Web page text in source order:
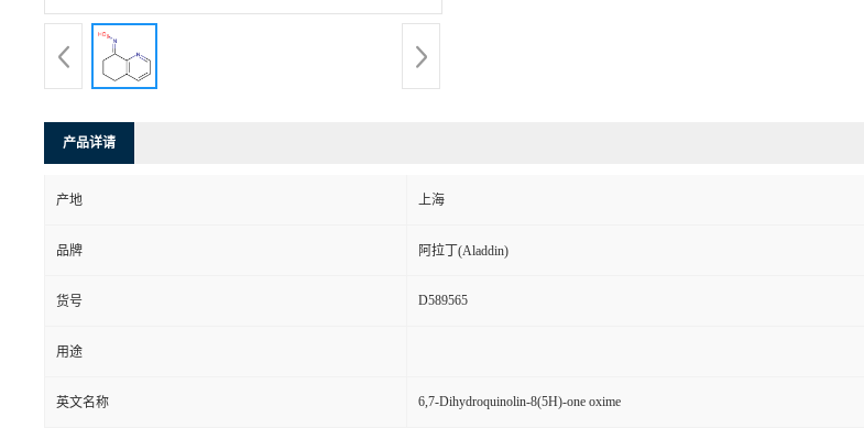
产品详请
产地 上海
品牌 阿拉丁(Aladdin)
货号 D589565
用途
英文名称 6,7-Dihydroquinolin-8(5H)-one oxime